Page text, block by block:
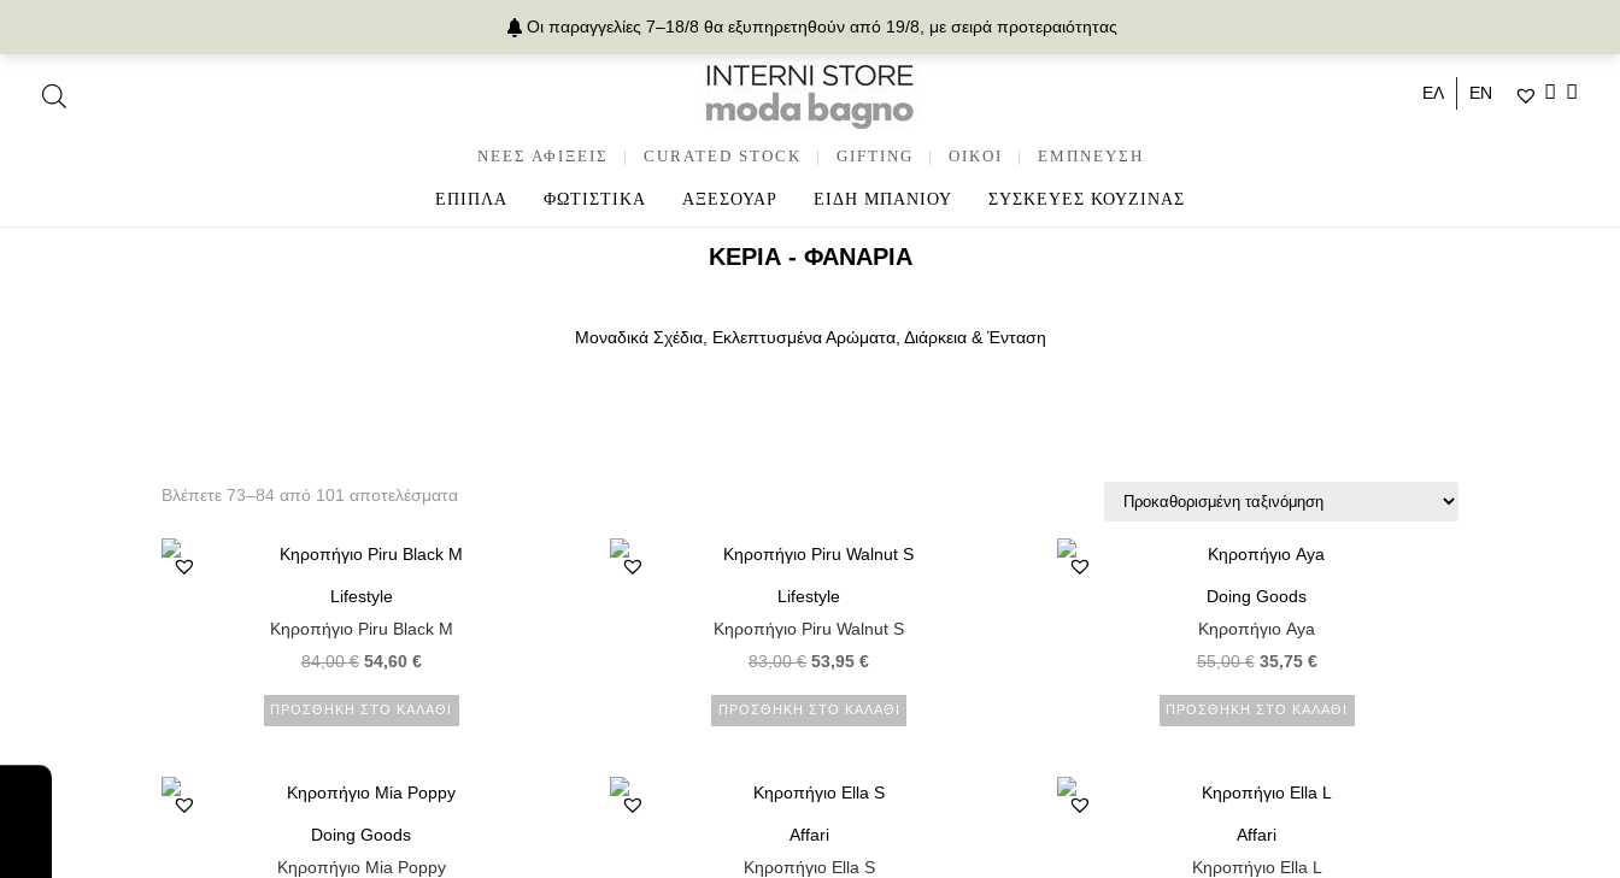
Οι παραγγελίες 7–18/8 θα εξυπηρετηθούν από 19/8, με σειρά προτεραιότητας
ΕΛ ΕΝ
ΝΕΕΣ ΑΦΙΞΕΙΣ | CURATED STOCK | GIFTING | OIKOI | ΕΜΠΝΕΥΣΗ
ΕΠΙΠΛΑ ΦΩΤΙΣΤΙΚΑ ΑΞΕΣΟΥΑΡ ΕΙΔΗ ΜΠΑΝΙΟΥ ΣΥΣΚΕΥΕΣ ΚΟΥΖΙΝΑΣ
ΚΕΡΙΆ - ΦΑΝΆΡΙΑ
Μοναδικά Σχέδια, Εκλεπτυσμένα Αρώματα, Διάρκεια & Ένταση
Βλέπετε 73–84 από 101 αποτελέσματα
Lifestyle
Κηροπήγιο Piru Black M
84,00€ 54,60 €
ΠΡΟΣΘΉΚΗ ΣΤΟ ΚΑΛΆΘΙ
Lifestyle
Κηροπήγιο Piru Walnut S
83,00€ 53,95€
ΠΡΟΣΘΉΚΗ ΣΤΟ ΚΑΛΆΘΙ
Doing Goods
Κηροπήγιο Aya
55,00€ 35,75 €
ΠΡΟΣΘΉΚΗ ΣΤΟ ΚΑΛΆΘΙ
Doing Goods
Κηροπήγιο Mia Poppy
Affari
Κηροπήγιο Ella S
Affari
Κηροπήγιο Ella L